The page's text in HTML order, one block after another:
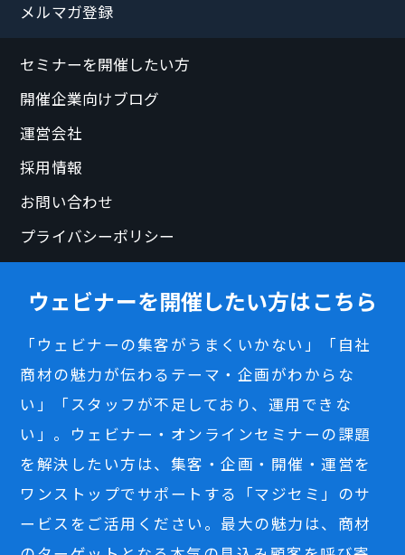
メルマガ登録
セミナーを開催したい方
開催企業向けブログ
運営会社
採用情報
お問い合わせ
プライバシーポリシー
ウェビナーを開催したい方はこちら
「ウェビナーの集客がうまくいかない」「自社
商材の魅力が伝わるテーマ・企画がわからな
い」「スタッフが不足しており、運用できな
い」。ウェビナー・オンラインセミナーの課題
を解決したい方は、集客・企画・開催・運営を
ワンストップでサポートする「マジセミ」のサ
ービスをご活用ください。最大の魅力は、商材